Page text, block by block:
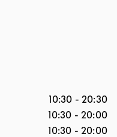
10:30 - 20:30
10:30 - 20:00
10:30 - 20:00